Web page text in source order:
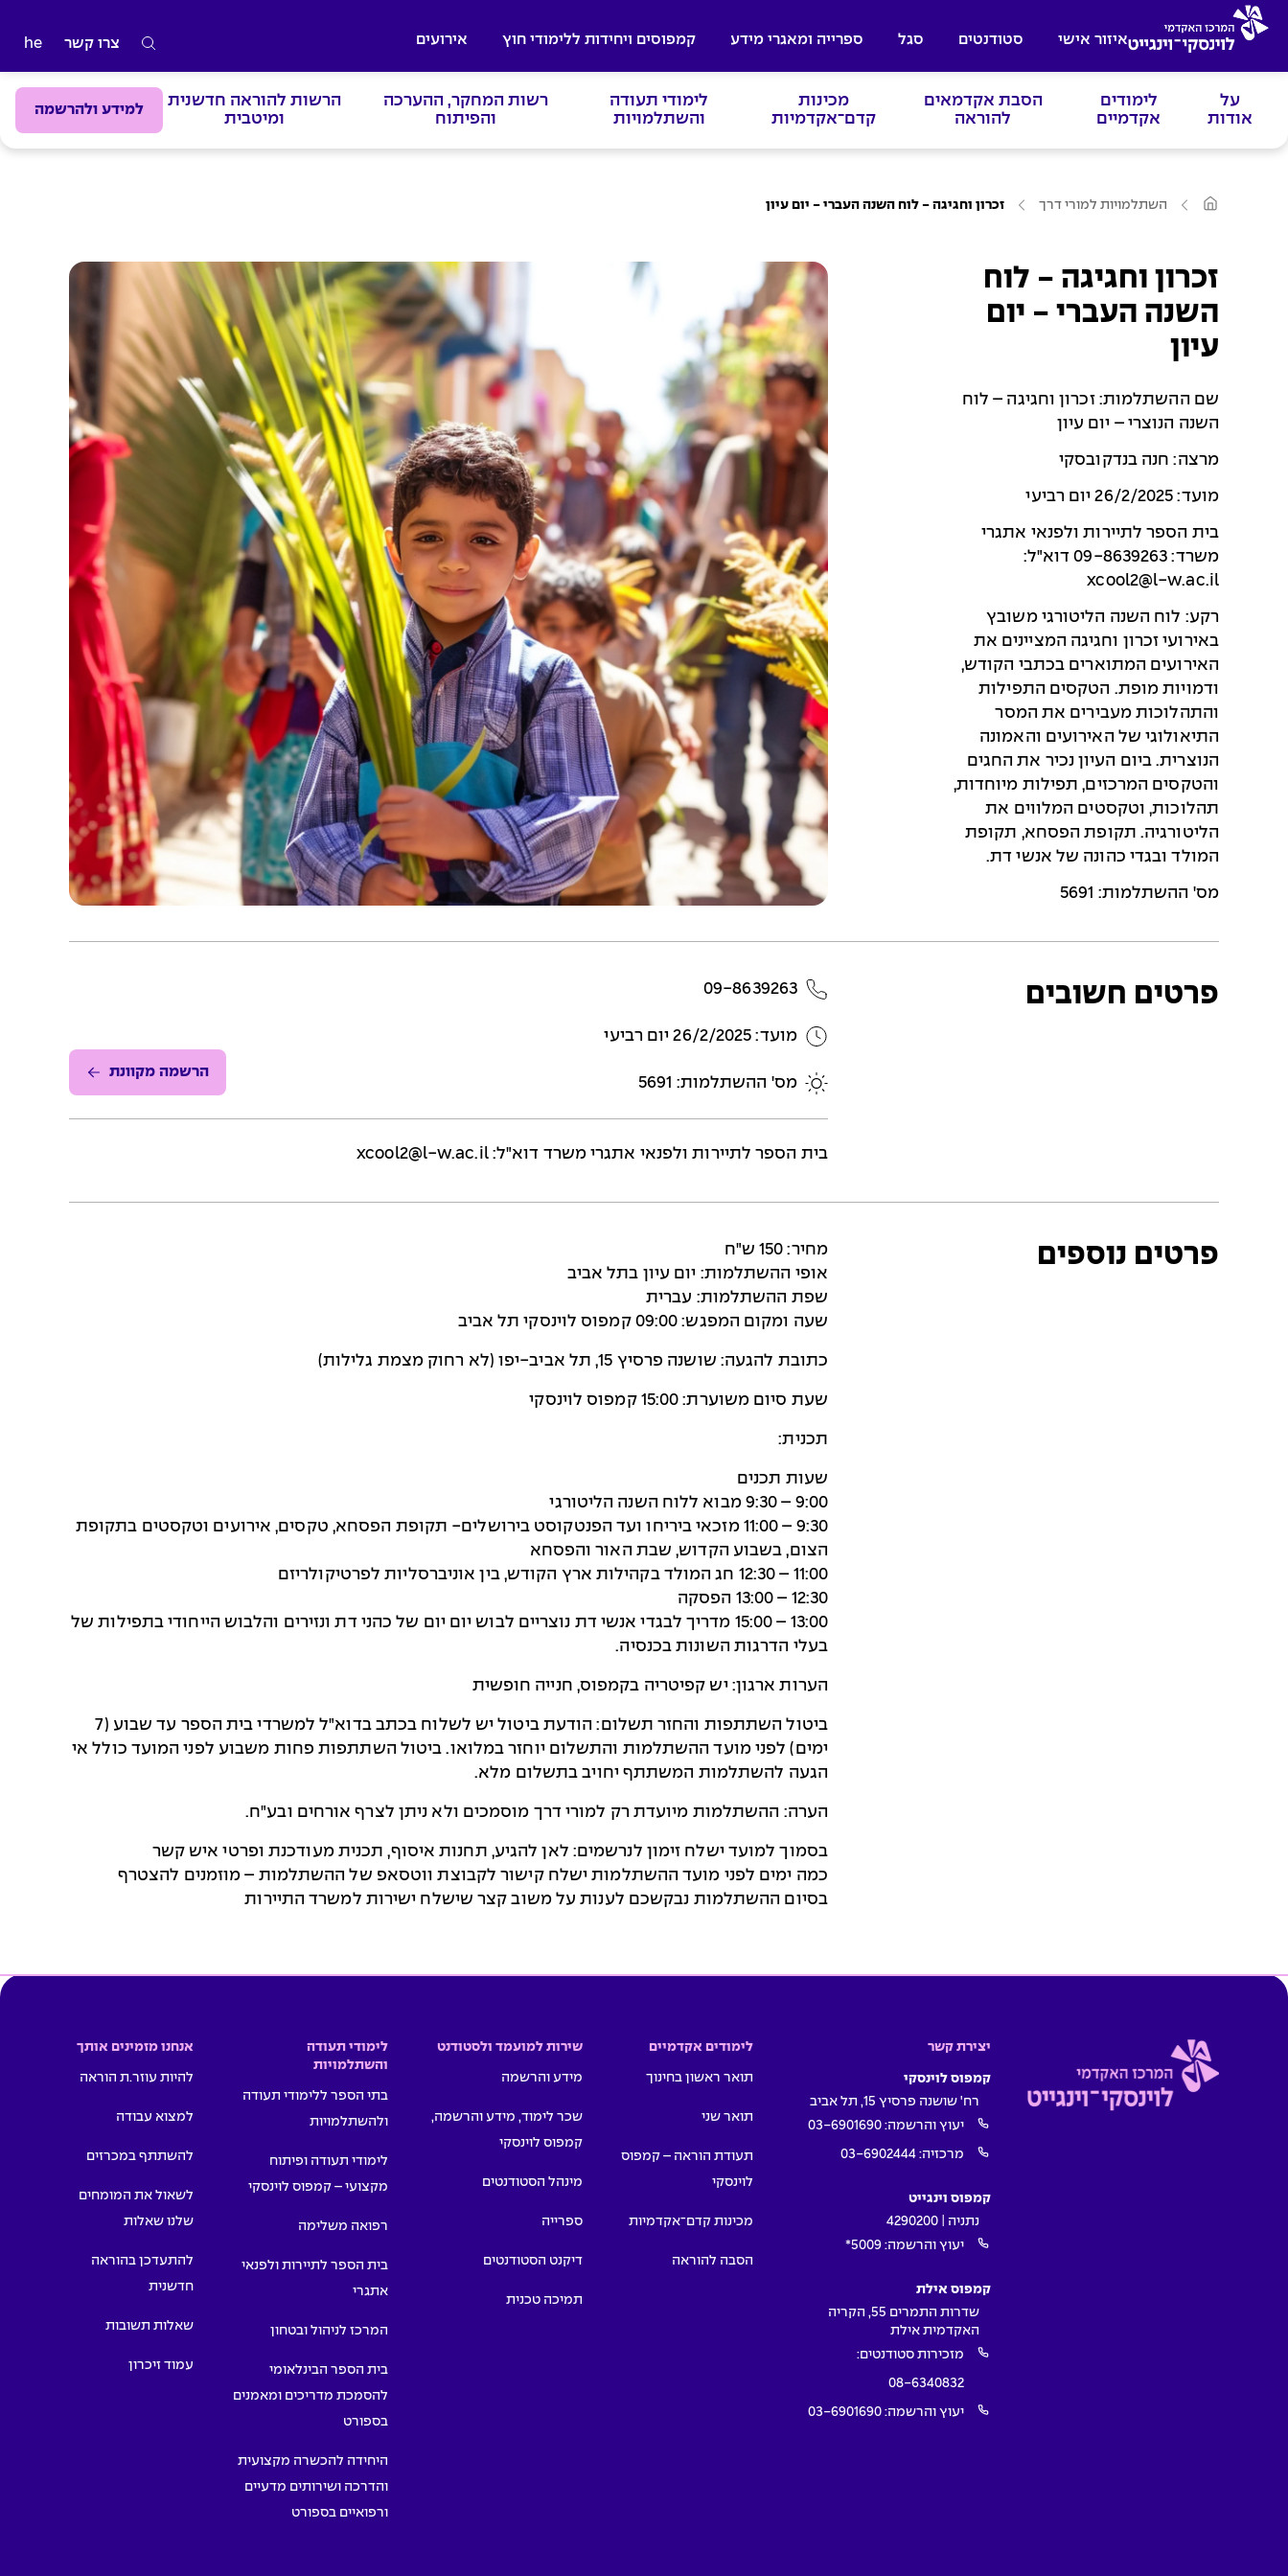
איזור אישי סטודנטים סגל ספרייה ומאגרי מידע קמפוסים ויחידות ללימודי חוץ
אירועים
ל
ד
ם
פ
ו
ש
צרו קשר he
על
אודות
לימודים
אקדמיים
הסבת אקדמאים
להוראה
מכינות
קדם־אקדמיות
לימודי תעודה
והשתלמויות
רשות המחקר, ההערכה
והפיתוח
הרשות להוראה חדשנית
ומיטבית
למידע ולהרשמה
ע
מ
ב
ת
השתלמויות למורי דרך זכרון וחגיגה - לוח השנה העברי - יום עיון
זכרון וחגיגה - לוח
השנה העברי - יום
עיון
שם ההשתלמות: זכרון וחגיגה – לוח
השנה הנוצרי – יום עיון
מרצה: חנה בנדקובסקי
מועד: 26/2/2025 יום רביעי
בית הספר לתיירות ולפנאי אתגרי
משרד: 09-8639263 דוא"ל:
xcool2@l-w.ac.il
רקע: לוח השנה הליטורגי משובץ
באירועי זכרון וחגיגה המציינים את
האירועים המתוארים בכתבי הקודש,
ודמויות מופת. הטקסים התפילות
והתהלוכות מעבירים את המסר
התיאולוגי של האירועים והאמונה
הנוצרית. ביום העיון נכיר את החגים
והטקסים המרכזים, תפילות מיוחדות,
תהלוכות, וטקסטים המלווים את
הליטורגיה. תקופת הפסחא, תקופת
המולד ובגדי כהונה של אנשי דת.
מס' ההשתלמות: 5691
פרטים חשובים 09-8639263
מועד: 26/2/2025 יום רביעי
מס' ההשתלמות: 5691
הרשמה מקוונת
בית הספר לתיירות ולפנאי אתגרי משרד דוא"ל:xcool2@l-w.ac.il
פרטים נוספים
מחיר: 150 ש"ח
אופי ההשתלמות: יום עיון בתל אביב
שפת ההשתלמות: עברית
שעה ומקום המפגש: 09:00 קמפוס לוינסקי תל אביב
כתובת להגעה: שושנה פרסיץ 15, תל אביב-יפו (לא רחוק מצמת גלילות)
שעת סיום משוערת: 15:00 קמפוס לוינסקי
תכנית:
שעות תכנים
9:00 – 9:30 מבוא ללוח השנה הליטורגי
9:30 – 11:00 מזכאי ביריחו ועד הפנטקוסט בירושלים- תקופת הפסחא, טקסים, אירועים וטקסטים בתקופת
הצום, בשבוע הקדוש, שבת האור והפסחא
11:00 – 12:30 חג המולד בקהילות ארץ הקודש, בין אוניברסליות לפרטיקולריזם
12:30 – 13:00 הפסקה
13:00 – 15:00 מדריך לבגדי אנשי דת נוצריים לבוש יום יום של כהני דת ונזירים והלבוש הייחודי בתפילות של
בעלי הדרגות השונות בכנסיה.
הערות ארגון: יש קפיטריה בקמפוס, חנייה חופשית
ביטול השתתפות והחזר תשלום: הודעת ביטול יש לשלוח בכתב בדוא"ל למשרדי בית הספר עד שבוע (7
ימים) לפני מועד ההשתלמות והתשלום יוחזר במלואו. ביטול השתתפות פחות משבוע לפני המועד כולל אי
הגעה להשתלמות המשתתף יחויב בתשלום מלא.
הערה: ההשתלמות מיועדת רק למורי דרך מוסמכים ולא ניתן לצרף אורחים ובע"ח.
בסמוך למועד ישלח זימון לנרשמים: לאן להגיע, תחנות איסוף, תכנית מעודכנת ופרטי איש קשר
כמה ימים לפני מועד ההשתלמות ישלח קישור לקבוצת ווטסאפ של ההשתלמות – מוזמנים להצטרף
בסיום ההשתלמות נבקשכם לענות על משוב קצר שישלח ישירות למשרד התיירות
יצירת קשר
קמפוס לוינסקי
רח' שושנה פרסיץ 15, תל אביב
יעוץ והרשמה: 03-6901690
מרכזיה: 03-6902444
קמפוס וינגייט
נתניה | 4290200
יעוץ והרשמה: 5009*
קמפוס אילת
שדרות התמרים 55, הקריה
האקדמית אילת
מזכירות סטודנטים:
08-6340832
יעוץ והרשמה: 03-6901690
לימודים אקדמיים
תואר ראשון בחינוך
תואר שני
תעודת הוראה – קמפוס
לוינסקי
מכינות קדם־אקדמיות
הסבה להוראה
שירות למועמד ולסטודנט
מידע והרשמה
שכר לימוד, מידע והרשמה,
קמפוס לוינסקי
מינהל הסטודנטים
ספרייה
דיקנט הסטודנטים
תמיכה טכנית
לימודי תעודה
והשתלמויות
בתי הספר ללימודי תעודה
ולהשתלמויות
לימודי תעודה ופיתוח
מקצועי – קמפוס לוינסקי
רפואה משלימה
בית הספר לתיירות ולפנאי
אתגרי
המרכז לניהול ובטחון
בית הספר הבינלאומי
להסמכת מדריכים ומאמנים
בספורט
היחידה להכשרה מקצועית
והדרכה ושירותים מדעיים
ורפואיים בספורט
אנחנו מזמינים אותך
להיות עוזר.ת הוראה
למצוא עבודה
להשתתף במכרזים
לשאול את המומחים
שלנו שאלות
להתעדכן בהוראה
חדשנית
שאלות תשובות
עמוד זיכרון